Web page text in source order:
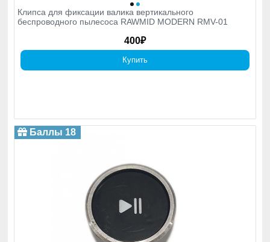
Клипса для фиксации валика вертикального
беспроводного пылесоса RAWMID MODERN RMV-01
400₽
Купить
Баллы 18